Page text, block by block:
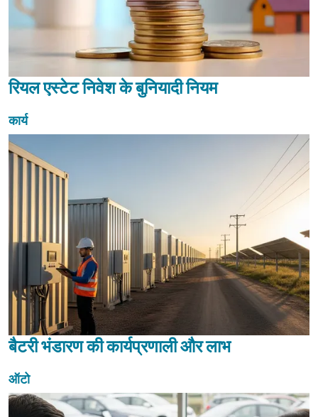
रियल एस्टेट निवेश के बुनियादी नियम
कार्य
बैटरी भंडारण की कार्यप्रणाली और लाभ
ऑटो